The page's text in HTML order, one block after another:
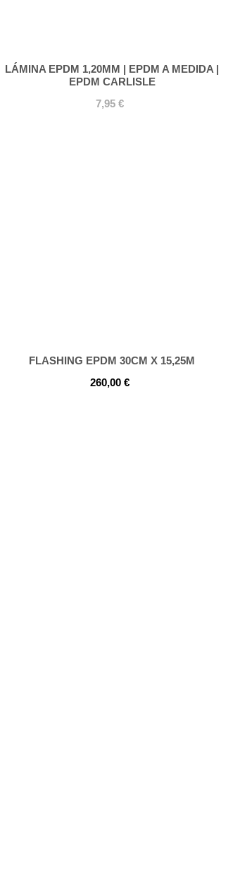
LÁMINA EPDM 1,20MM | EPDM A MEDIDA |
EPDM CARLISLE
7,95 €
FLASHING EPDM 30CM X 15,25M
260,00 €